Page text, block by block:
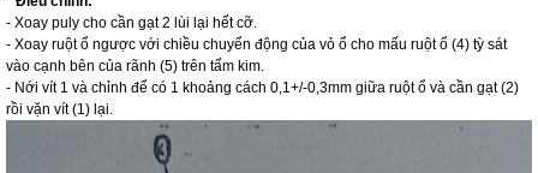
- Xoay puly cho cần gạt 2 lùi lại hết cỡ.
- Xoay ruột ổ ngược với chiều chuyển động của vỏ ổ cho mấu ruột ổ (4) tỳ sát
vào cạnh bên của rãnh (5) trên tấm kim.
- Nới vít 1 và chỉnh để có 1 khoảng cách 0,1+/-0,3mm giữa ruột ổ và cần gạt (2)
rồi vặn vít (1) lại.